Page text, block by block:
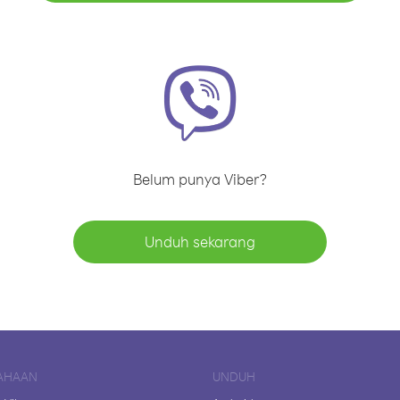
Belum punya Viber?
Unduh sekarang
UNDUH